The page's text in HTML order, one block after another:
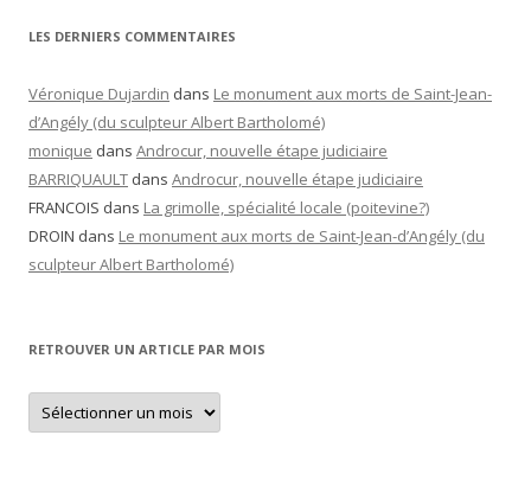
LES DERNIERS COMMENTAIRES
Véronique Dujardin dans Le monument aux morts de Saint-Jean-
d’Angély (du sculpteur Albert Bartholomé)
monique dans Androcur, nouvelle étape judiciaire
BARRIQUAULT dans Androcur, nouvelle étape judiciaire
FRANCOIS dans La grimolle, spécialité locale (poitevine?)
DROIN dans Le monument aux morts de Saint-Jean-d’Angély (du
sculpteur Albert Bartholomé)
RETROUVER UN ARTICLE PAR MOIS
Retrouver
un
article